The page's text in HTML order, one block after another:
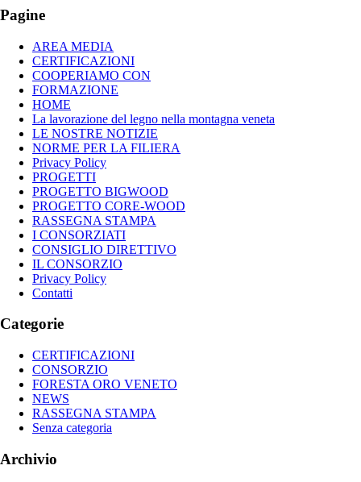
Pagine
AREA MEDIA
CERTIFICAZIONI
COOPERIAMO CON
FORMAZIONE
HOME
La lavorazione del legno nella montagna veneta
LE NOSTRE NOTIZIE
NORME PER LA FILIERA
Privacy Policy
PROGETTI
PROGETTO BIGWOOD
PROGETTO CORE-WOOD
RASSEGNA STAMPA
I CONSORZIATI
CONSIGLIO DIRETTIVO
IL CONSORZIO
Privacy Policy
Contatti
Categorie
CERTIFICAZIONI
CONSORZIO
FORESTA ORO VENETO
NEWS
RASSEGNA STAMPA
Senza categoria
Archivio